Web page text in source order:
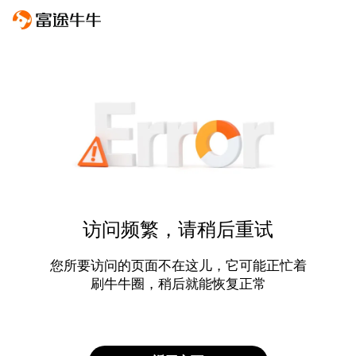
访问频繁，请稍后重试
您所要访问的页面不在这儿，它可能正忙着
刷牛牛圈，稍后就能恢复正常